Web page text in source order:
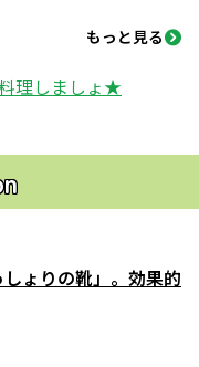
もっと見る
理しましょ★
ょりの靴」。効果的